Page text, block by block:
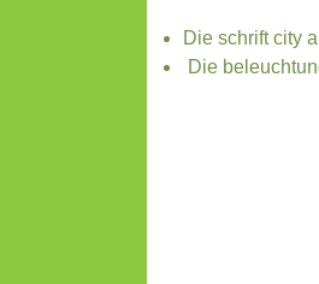
Die schrift city
Die